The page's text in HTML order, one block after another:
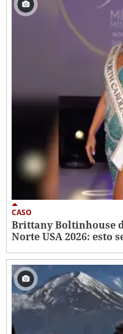
CASO
Brittany Boltinhouse
Norte USA 2026: esto